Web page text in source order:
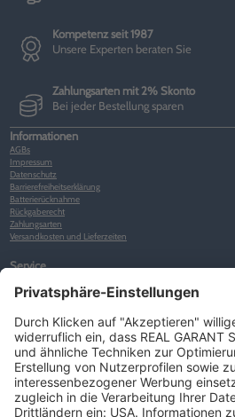
Kompetenz seit 1987
Unsere Experten beraten Sie
Zahlungsarten mit 2% Skonto
Bei jeder Bestellung sparen
Informationen
AGBs
Impressum
Datenschutz
Barrierefreiheitserklärung
Batterierücknahme
Rückgaberecht
Zahlungsarten
Versandkosten und Lieferzeiten
Service
Warenkorb
Neues Kunden-Konto anlegen
Newsletter
Kontakt
FAQs
Über uns
Kategorien
Betriebsorganisation (52)